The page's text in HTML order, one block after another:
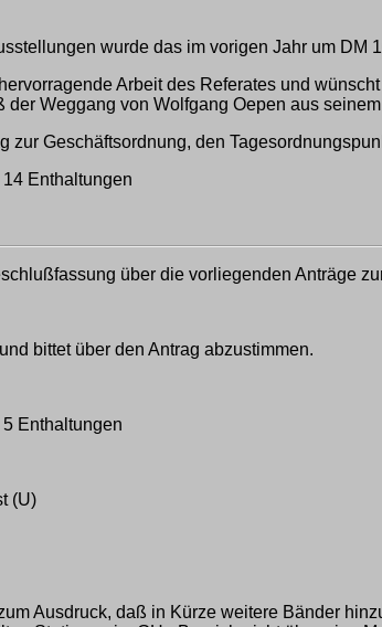
wurde das im vorigen Jahr um DM
Arbeit des Referates und
Weggang von Wolfgang Oepen aus
zur Geschäftsordnung, den
Enthaltungen
über die vorliegenden Anträge
bittet über den Antrag abzustimmen.
Enthaltungen
(U)
Ausdruck, daß in Kürze weitere Bänder